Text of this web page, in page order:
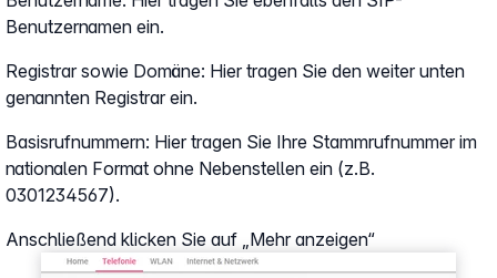
Show larger version
Benutzernamen ein.
Registrar sowie Domäne: Hier tragen Sie den weiter unten
genannten Registrar ein.
Basisrufnummern: Hier tragen Sie Ihre Stammrufnummer im
nationalen Format ohne Nebenstellen ein (z.B.
0301234567).
Anschließend klicken Sie auf „Mehr anzeigen“